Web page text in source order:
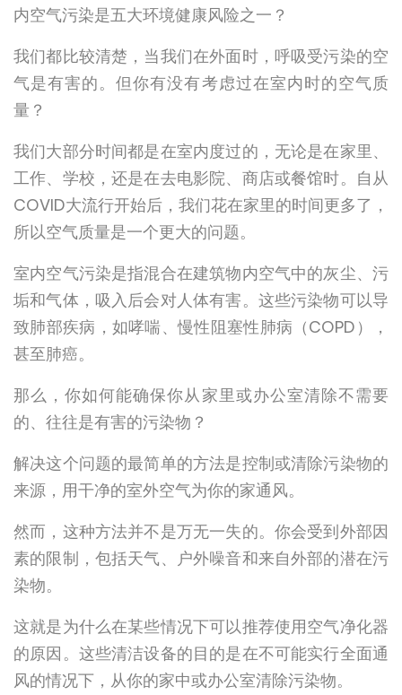
内空气污染是五大环境健康风险之一？
我们都比较清楚，当我们在外面时，呼吸受污染的空
气是有害的。但你有没有考虑过在室内时的空气质
量？
我们大部分时间都是在室内度过的，无论是在家里、
工作、学校，还是在去电影院、商店或餐馆时。自从
COVID大流行开始后，我们花在家里的时间更多了，
所以空气质量是一个更大的问题。
室内空气污染是指混合在建筑物内空气中的灰尘、污
垢和气体，吸入后会对人体有害。这些污染物可以导
致肺部疾病，如哮喘、慢性阻塞性肺病（COPD），
甚至肺癌。
那么，你如何能确保你从家里或办公室清除不需要
的、往往是有害的污染物？
解决这个问题的最简单的方法是控制或清除污染物的
来源，用干净的室外空气为你的家通风。
然而，这种方法并不是万无一失的。你会受到外部因
素的限制，包括天气、户外噪音和来自外部的潜在污
染物。
这就是为什么在某些情况下可以推荐使用空气净化器
的原因。这些清洁设备的目的是在不可能实行全面通
风的情况下，从你的家中或办公室清除污染物。